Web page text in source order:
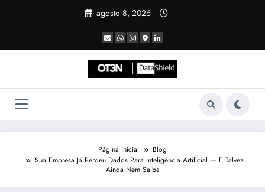
agosto 8, 2026
Página inicial
Blog
Sua Empresa Já Perdeu Dados Para Inteligência Artificial — E Talvez
Ainda Nem Saiba